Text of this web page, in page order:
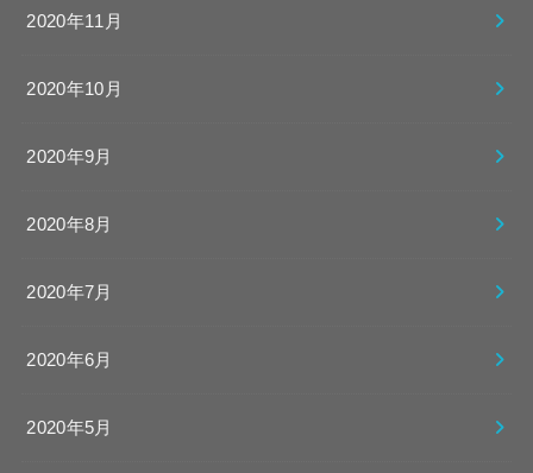
2020年11月
2020年10月
2020年9月
2020年8月
2020年7月
2020年6月
2020年5月